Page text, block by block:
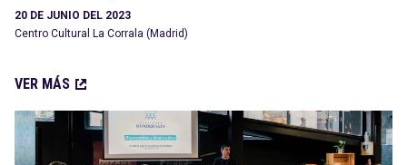
20 DE JUNIO DEL 2023
Centro Cultural La Corrala (Madrid)
VER MÁS